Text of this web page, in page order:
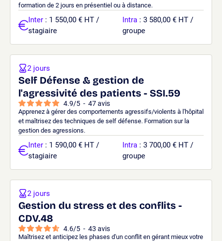
formation de 2 jours en présentiel ou à distance.
Inter : 1 550,00 € HT /
stagiaire
Intra : 3 580,00 € HT /
groupe
Self Défense & gestion de
l'agressivité des patients - SSI.59
4.9/5 - 47avis
Apprenez à gérer des comportements agressifs/violents à l'hôpital
et maîtrisez des techniques de self défense. Formation sur la
gestion des agressions.
2 jours
Inter : 1 590,00 € HT /
stagiaire
Intra : 3 700,00 € HT /
groupe
Gestion du stress et des conflits -
CDV.48
4.6/5 - 43 avis
Maîtrisez et anticipez les phases d'un conflit en gérant mieux votre
2 jours